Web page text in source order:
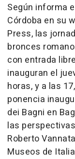
Según informa
Córdoba en su
Press, las
bronces
con entrada
inauguran el
horas, y a las
ponencia
dei Bagni en
las
Roberto
Museos de